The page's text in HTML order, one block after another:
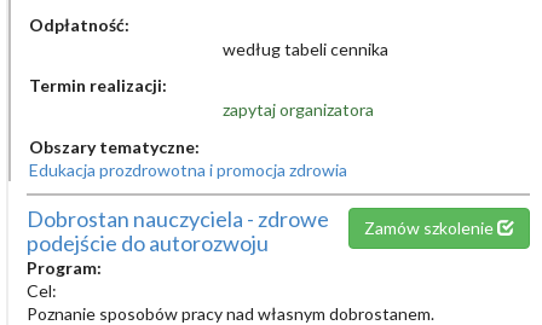
Odpłatność:
według tabeli cennika
Termin realizacji:
zapytaj organizatora
Obszary tematyczne:
Edukacja prozdrowotna i promocja zdrowia
Dobrostan nauczyciela - zdrowe
podejście do autorozwoju
Zamów szkolenie
Program:
Cel:
Poznanie sposobów pracy nad własnym dobrostanem.